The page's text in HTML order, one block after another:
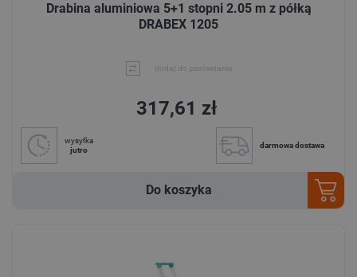
Drabina aluminiowa 5+1 stopni 2.05 m z półką
DRABEX 1205
dodaj do porównania
317,61 zł
wysyłka
jutro
darmowa dostawa
Do koszyka